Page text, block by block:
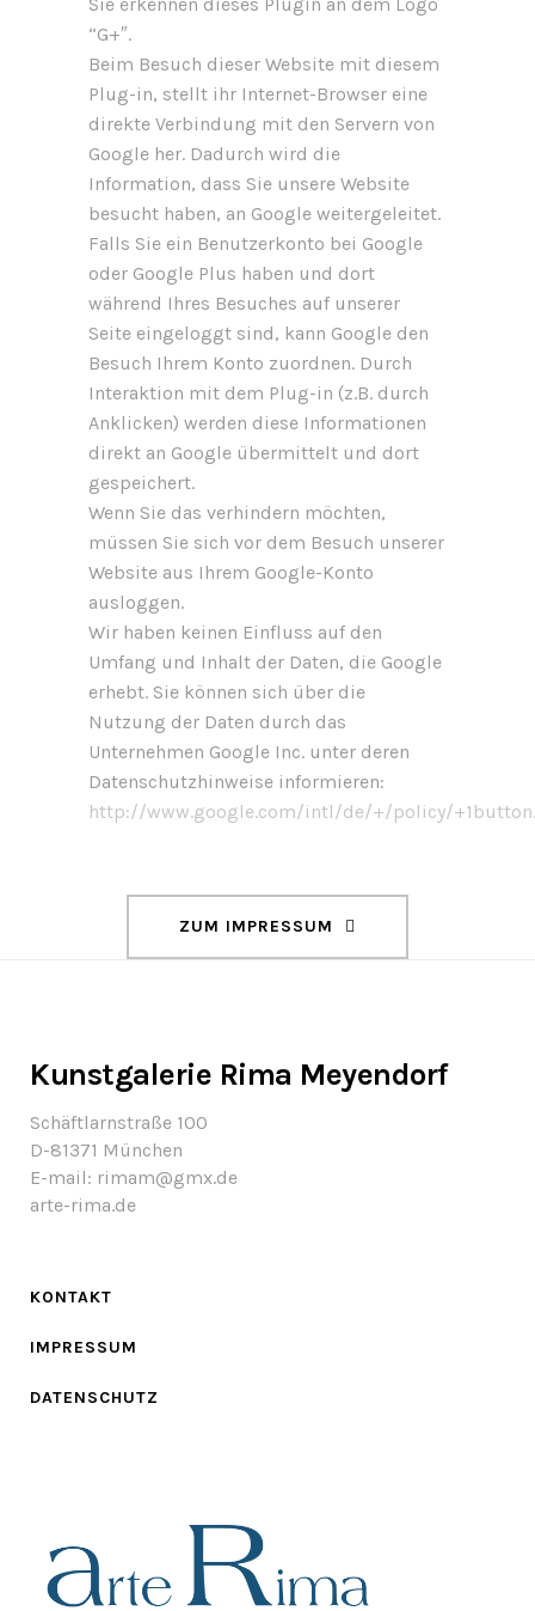
“G+″.
Beim Besuch dieser Website mit diesem
Plug-in, stellt ihr Internet-Browser eine
direkte Verbindung mit den Servern von
Google her. Dadurch wird die
Information, dass Sie unsere Website
besucht haben, an Google weitergeleitet.
Falls Sie ein Benutzerkonto bei Google
oder Google Plus haben und dort
während Ihres Besuches auf unserer
Seite eingeloggt sind, kann Google den
Besuch Ihrem Konto zuordnen. Durch
Interaktion mit dem Plug-in (z.B. durch
Anklicken) werden diese Informationen
direkt an Google übermittelt und dort
gespeichert.
Wenn Sie das verhindern möchten,
müssen Sie sich vor dem Besuch unserer
Website aus Ihrem Google-Konto
ausloggen.
Wir haben keinen Einfluss auf den
Umfang und Inhalt der Daten, die Google
erhebt. Sie können sich über die
Nutzung der Daten durch das
Unternehmen Google Inc. unter deren
Datenschutzhinweise informieren:
http://www.google.com/intl/de/+/policy/
ZUM IMPRESSUM
Kunstgalerie Rima Meyendorf
Schäftlarnstraße 100
D-81371 München
E-mail: rimam@gmx.de
arte-rima.de
KONTAKT
IMPRESSUM
DATENSCHUTZ